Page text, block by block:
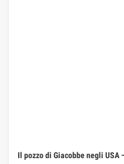
Il pozzo di Giacobbe negli